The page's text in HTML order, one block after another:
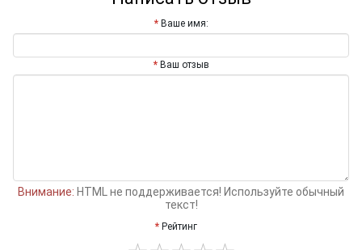
Ваше имя:
Ваш отзыв
Внимание: HTML не поддерживается! Используйте обычный
текст!
Рейтинг